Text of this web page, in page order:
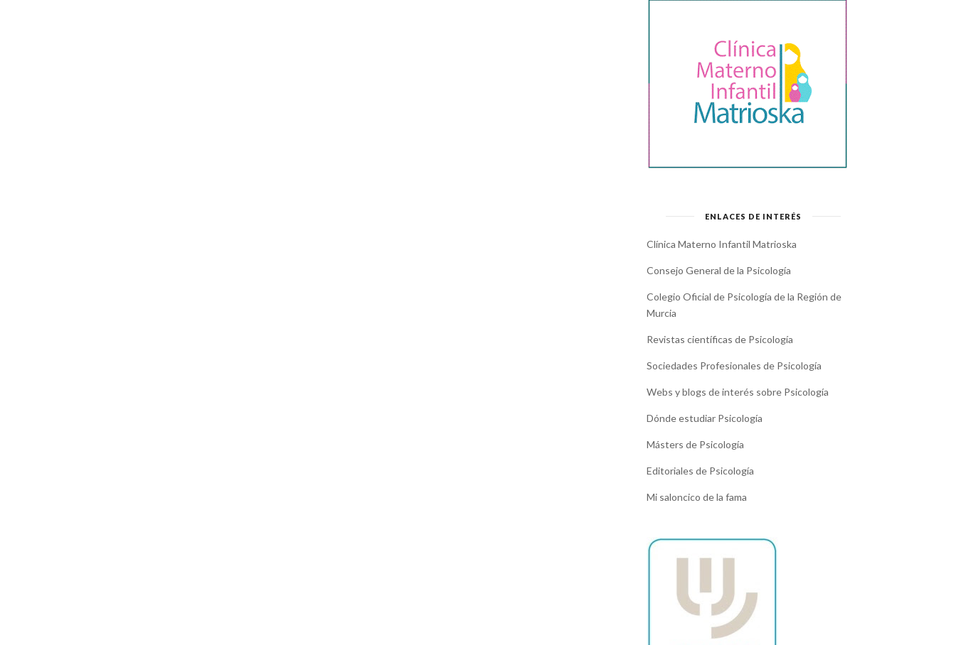
ENLACES DE INTERÉS
Clínica Materno Infantil Matrioska
Consejo General de la Psicología
Colegio Oficial de Psicología de la Región de
Murcia
Revistas científicas de Psicología
Sociedades Profesionales de Psicología
Webs y blogs de interés sobre Psicología
Dónde estudiar Psicología
Másters de Psicología
Editoriales de Psicología
Mi saloncico de la fama